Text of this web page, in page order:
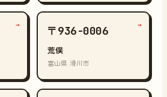
→ 〒936-0006
荒俣
富山県 滑川市
→